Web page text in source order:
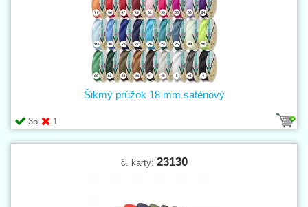
35 1
Šikmý prúžok 18 mm saténový
č. karty: 23130